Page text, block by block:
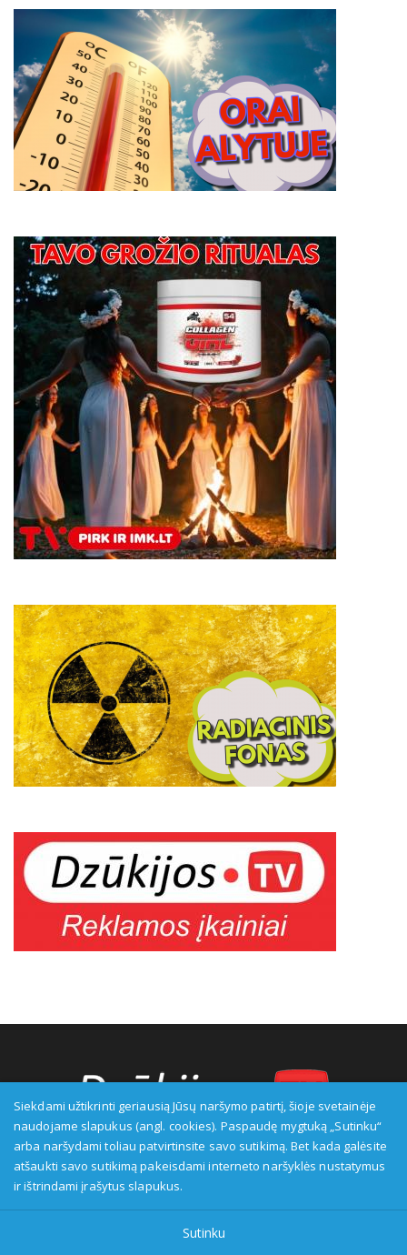
Transliuotojas: VšĮ Alytaus regioninė televizija, įmonės kodas:
149916583, adresas: Kranto g. 33, LT-62147 Alytus, priežiūros
www.etikoskomisija.lt. Informacija apie galimus pažeidimus gali
Siekdami užtikrinti geriausią Jūsų naršymo patirtį, šioje svetainėje
naudojame slapukus (angl. cookies). Paspaudę mygtuką „Sutinku“
arba naršydami toliau patvirtinsite savo sutikimą. Bet kada galėsite
atšaukti savo sutikimą pakeisdami interneto naršyklės nustatymus
ir ištrindami įrašytus slapukus.
Sutinku